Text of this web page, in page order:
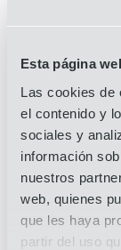
Esta página
Las cookies de
el contenido y
sociales y
información
nuestros
web, quienes
que les haya
partir del uso
Premios y
Historia
Liderazgo
Sostenibilidad
Servicios
3PL
4PL
Transportede
Logística
Aduanas
Transporte